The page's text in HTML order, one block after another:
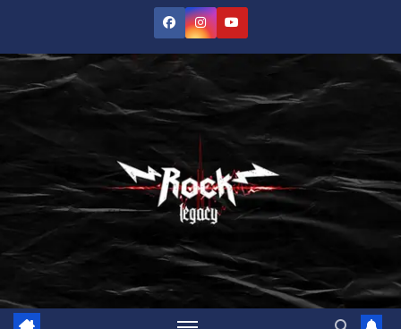
contenido